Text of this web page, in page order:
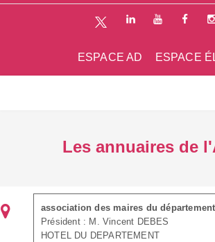
ESPACE
ESPACE AD
Les annuaires de
association des maires du
Président : M. Vincent DEBES
HOTEL DU DEPARTEMENT